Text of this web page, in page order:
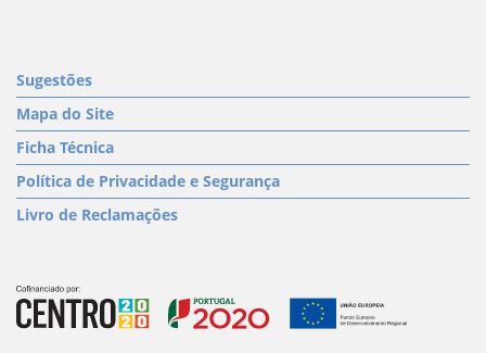
Sugestões
Mapa do Site
Ficha Técnica
Política de Privacidade e Segurança
Livro de Reclamações